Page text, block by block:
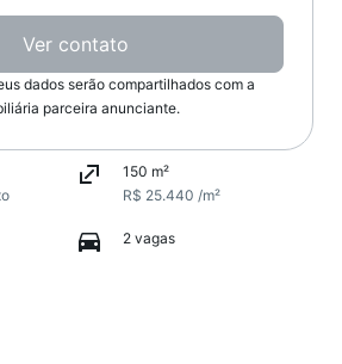
Ver contato
dados serão compartilhados com a
parceira anunciante.
150 m²
R$ 25.440 /m²
2 vagas